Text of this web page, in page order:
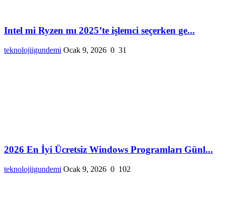
Intel mi Ryzen mı 2025’te işlemci seçerken ge...
teknolojiigundemi Ocak 9, 2026 0 31
2026 En İyi Ücretsiz Windows Programları Günl...
teknolojiigundemi Ocak 9, 2026 0 102